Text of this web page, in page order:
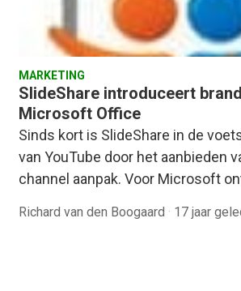
MARKETING
SlideShare introduceert
Microsoft Office
Sinds kort is SlideShare in de
van YouTube door het aanbieden
channel aanpak. Voor Microsoft
Richard van den Boogaard · 17 jaar